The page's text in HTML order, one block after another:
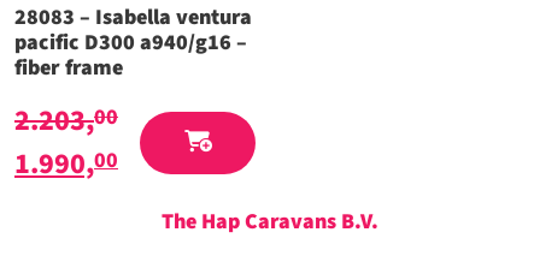
28083 – Isabella ventura
pacific D300 a940/g16 –
fiber frame
2.203,00
Oorspronkelijke
1.990,00Huidige
prijsThe Hap Caravans B.V.